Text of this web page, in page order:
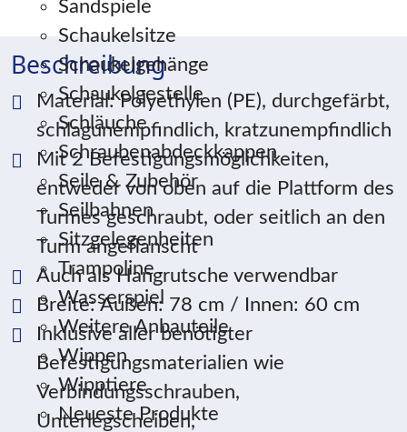
Sandspiele
Schaukelsitze
Schaukelgehänge
Schaukelgestelle
Schläuche
Schraubenabdeckkappen
Seile & Zubehör
Seilbahnen
Sitzgelegenheiten
Trampoline
Wasserspiel
Weitere Anbauteile
Wippen
Wipptiere
Neueste Produkte
Beschreibung
Material: Polyethylen (PE), durchgefärbt,
schlagunempfindlich, kratzunempfindlich
Mit 2 Befestigungsmöglichkeiten,
entweder von oben auf die Plattform des
Turmes geschraubt, oder seitlich an den
Turm angeflanscht
Auch als Hangrutsche verwendbar
Breite: Außen: 78 cm / Innen: 60 cm
Inklusive aller benötigter
Befestigungsmaterialien wie
Verbindungsschrauben,
Unterlegscheiben,